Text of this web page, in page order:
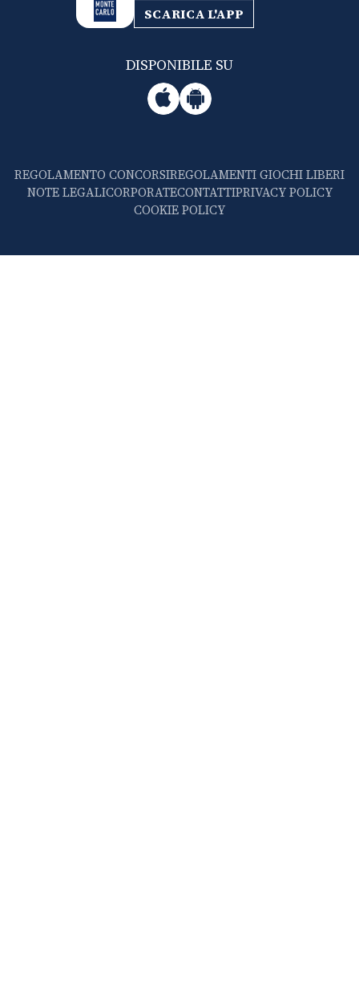
SCARICA L'APP
DISPONIBILE SU
REGOLAMENTO CONCORSIREGOLAMENTI GIOCHI LIBERI
NOTE LEGALICORPORATECONTATTIPRIVACY POLICY
COOKIE POLICY